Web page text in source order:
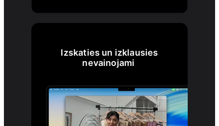
Izskaties un izklausies
nevainojami